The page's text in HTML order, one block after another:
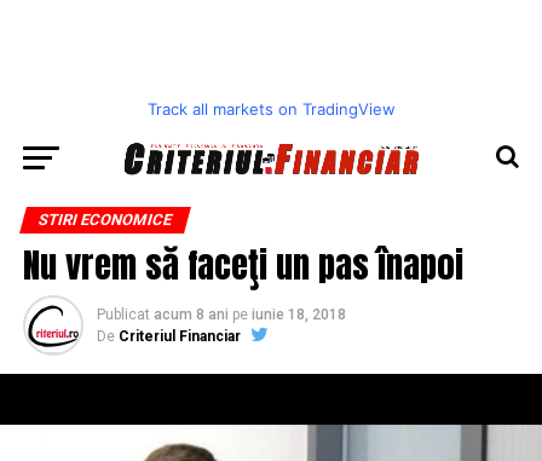
Track all markets on TradingView
STIRI ECONOMICE
Nu vrem să faceţi un pas înapoi
Publicat acum 8 ani pe iunie 18, 2018
De Criteriul Financiar